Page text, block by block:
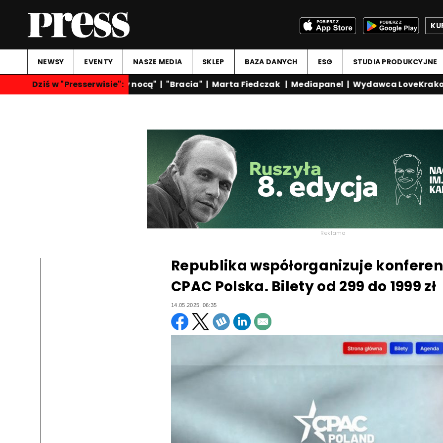
NEWSY EVENTY NASZE MEDIA SKLEP BAZA DANYCH ESG STUDIA PRODUKCYJNE
Dziś w "Presserwisie":
"Rozmowy nocą"|"Bracia"|Marta Fiedczak|Mediapanel|Wydawca
Reklama
Republika współorganizuje
CPAC Polska. Bilety od 299 do 1999 zł
14.05.2025, 06:35